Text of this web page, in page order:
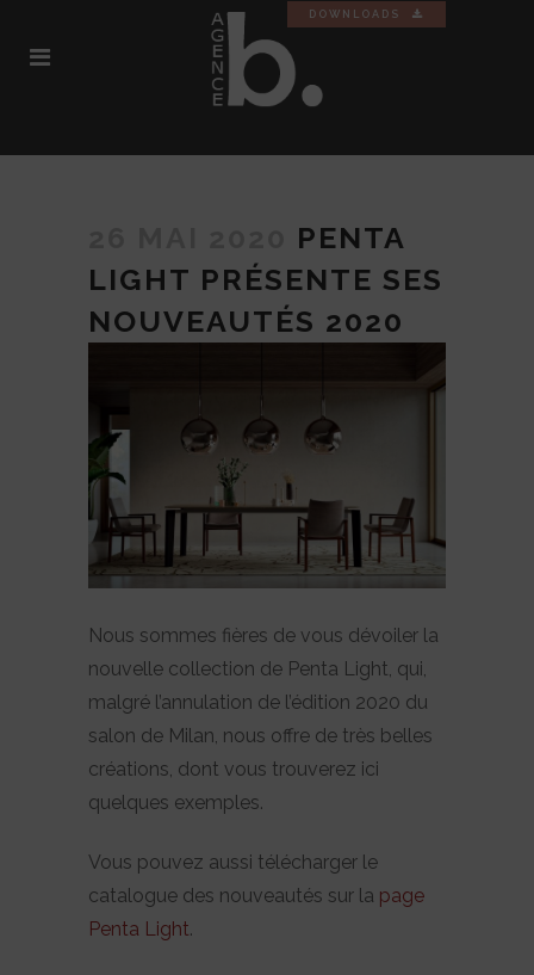
DOWNLOADS
PENTA
LIGHT PRÉSENTE SES
NOUVEAUTÉS 2020
Nous sommes fières de vous dévoiler la
nouvelle collection de Penta Light, qui,
malgré l’annulation de l’édition 2020 du
salon de Milan, nous offre de très belles
créations, dont vous trouverez ici
quelques exemples.
Vous pouvez aussi télécharger le
catalogue des nouveautés sur la page
Penta Light.